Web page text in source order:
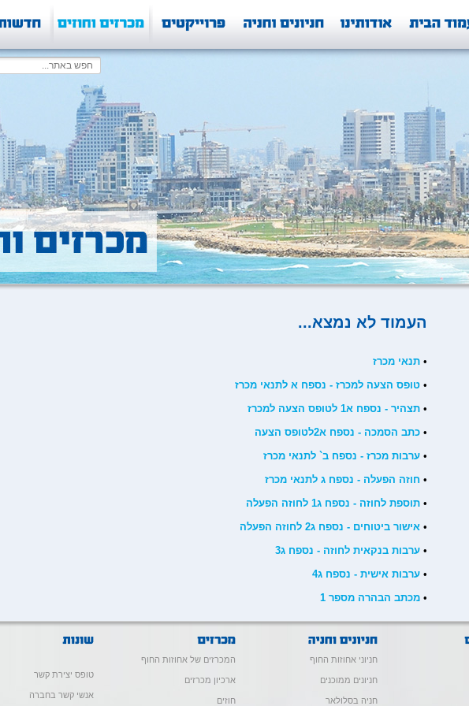
העמוד לא נמצא...
• תנאי מכרז
• טופס הצעה למכרז - נספח א לתנאי מכרז
• תצהיר - נספח א1 לטופס הצעה למכרז
• כתב הסמכה - נספח א2לטופס הצעה
• ערבות מכרז - נספח ב` לתנאי מכרז
• חוזה הפעלה - נספח ג לתנאי מכרז
• תוספת לחוזה - נספח ג1 לחוזה הפעלה
• אישור ביטוחים - נספח ג2 לחוזה הפעלה
• ערבות בנקאית לחוזה - נספח ג3
• ערבות אישית - נספח ג4
• מכתב הבהרה מספר 1
חניוני אחוזות החוף
חניונים ממוכנים
חניה בסלולאר
המכרזים של אחוזות החוף
ארכיון מכרזים
חוזים
טופס יצירת קשר
אנשי קשר בחברה